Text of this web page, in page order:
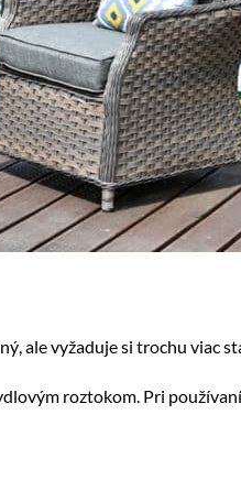
ale vyžaduje si trochu viac
roztokom. Pri